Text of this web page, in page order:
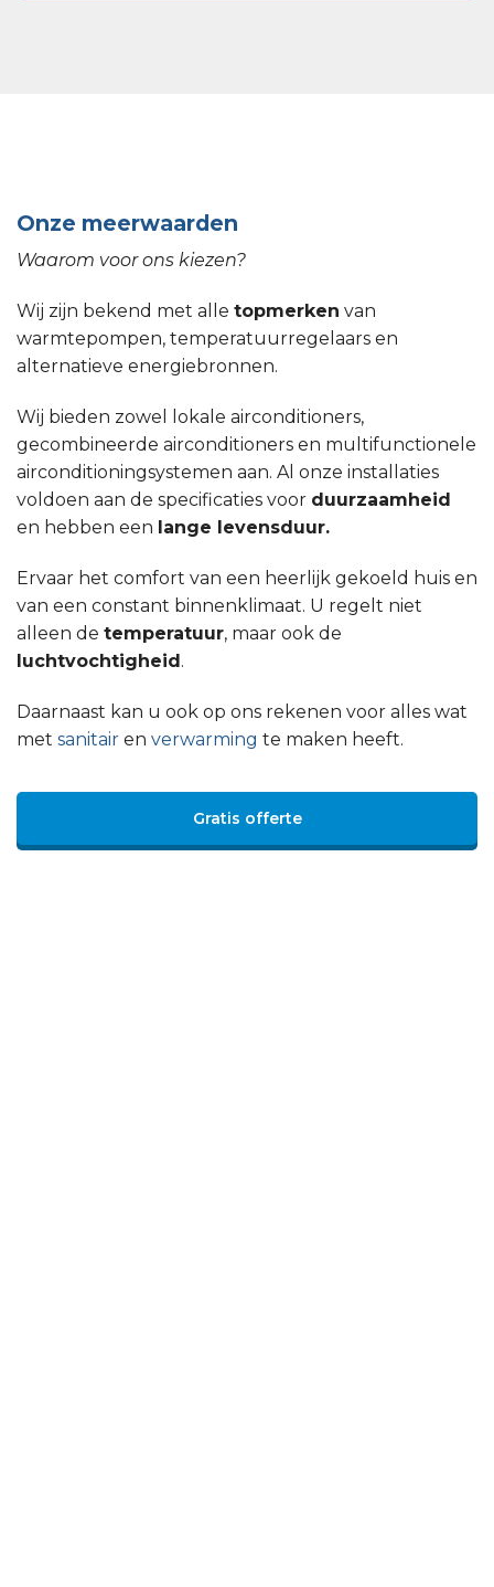
Onze meerwaarden
Waarom voor ons kiezen?
Wij zijn bekend met alle topmerken van
warmtepompen, temperatuurregelaars en
alternatieve energiebronnen.
Wij bieden zowel lokale airconditioners,
gecombineerde airconditioners en multifunctionele
airconditioningsystemen aan. Al onze installaties
voldoen aan de specificaties voor duurzaamheid
en hebben een lange levensduur.
Ervaar het comfort van een heerlijk gekoeld huis en
van een constant binnenklimaat. U regelt niet
alleen de temperatuur, maar ook de
luchtvochtigheid.
Daarnaast kan u ook op ons rekenen voor alles wat
met sanitair en verwarming te maken heeft.
Gratis offerte